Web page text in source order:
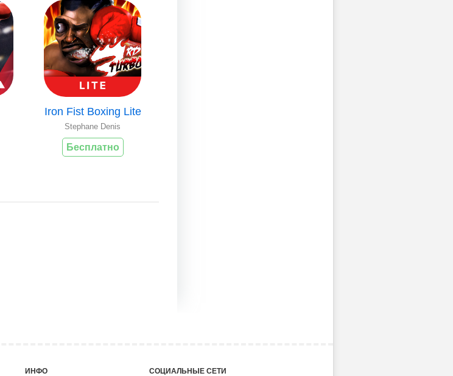
Iron Fist Boxing Lite
Stephane Denis
Бесплатно
ИНФО СОЦИАЛЬНЫЕ СЕТИ